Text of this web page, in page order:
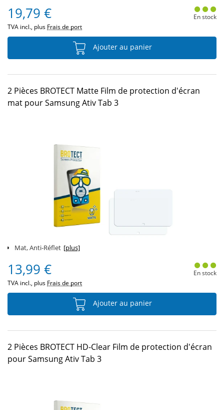
19,79 €
TVA incl., plus Frais de port
En stock
Ajouter au panier
2 Pièces BROTECT Matte Film de protection d'écran
mat pour Samsung Ativ Tab 3
Mat, Anti-Réflet [plus]
13,99 €
TVA incl., plus Frais de port
En stock
Ajouter au panier
2 Pièces BROTECT HD-Clear Film de protection d'écran
pour Samsung Ativ Tab 3